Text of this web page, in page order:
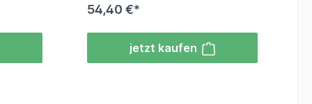
54,40 €*
jetzt kaufen